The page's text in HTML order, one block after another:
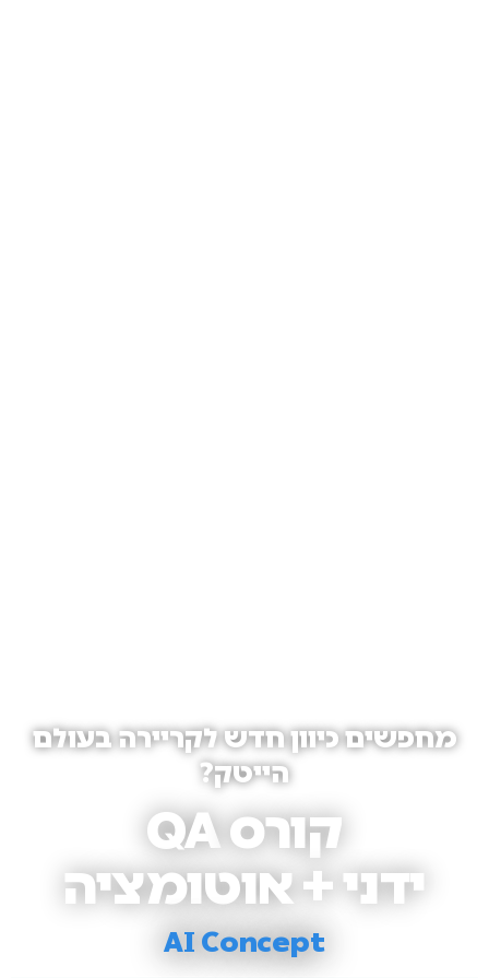
מחפשים כיוון חדש לקריירה בעולם
הייטק?
קורס QA
ידני + אוטומציה
AI Concept